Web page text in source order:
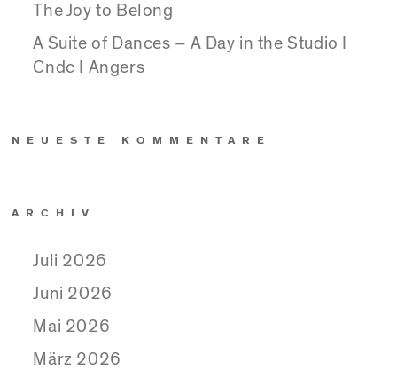
The Joy to Belong
A Suite of Dances – A Day in the Studio I
Cndc I Angers
NEUESTE KOMMENTARE
ARCHIV
Juli 2026
Juni 2026
Mai 2026
März 2026